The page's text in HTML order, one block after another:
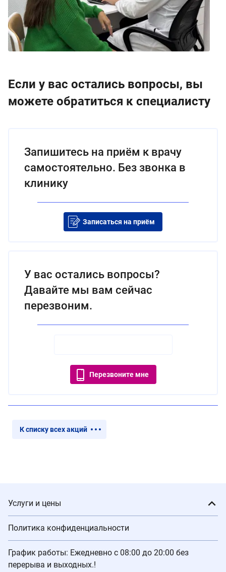
Если у вас остались вопросы, вы
можете обратиться к специалисту
Запишитесь на приём к врачу
самостоятельно. Без звонка в
клинику
Записаться на приём
У вас остались вопросы?
Давайте мы вам сейчас
перезвоним.
Перезвоните мне
К списку всех акций
Услуги и цены
Политика конфиденциальности
График работы: Ежедневно с 08:00 до 20:00 без
перерыва и выходных.!